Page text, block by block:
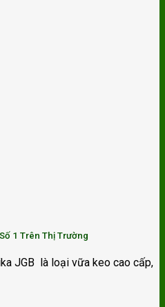
1 Trên Thị Trường
JGB là loại vữa keo cao cấp,